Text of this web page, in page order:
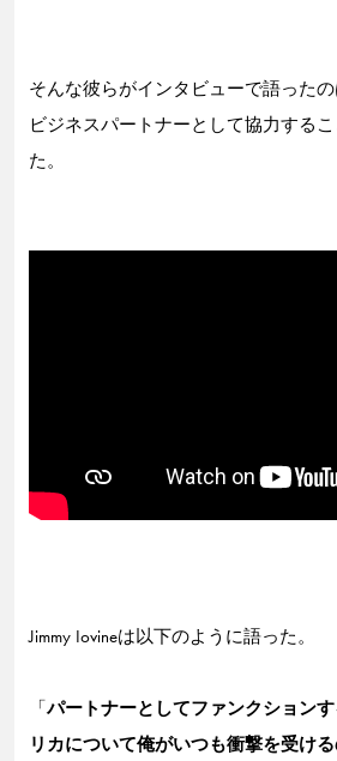
そんな彼らがインタビューで語ったの
ビジネスパートナーとして協力する
た。
Jimmy Iovineは以下のように語った。
「パートナーとしてファンクション
リカについて俺がいつも衝撃を受け